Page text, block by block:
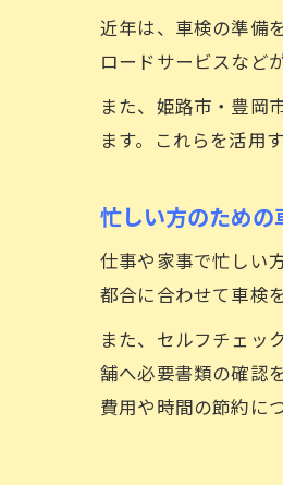
近年は、車検の準備
ロードサービスなど
また、姫路市・豊岡
ます。これらを活用
忙しい方のための
仕事や家事で忙しい
都合に合わせて車検
また、セルフチェッ
舗へ必要書類の確認
費用や時間の節約に